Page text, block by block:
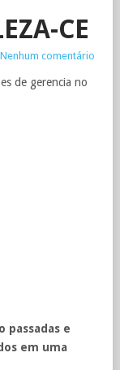
CE
Nenhum comentário
de gerencia no
passadas e
em uma